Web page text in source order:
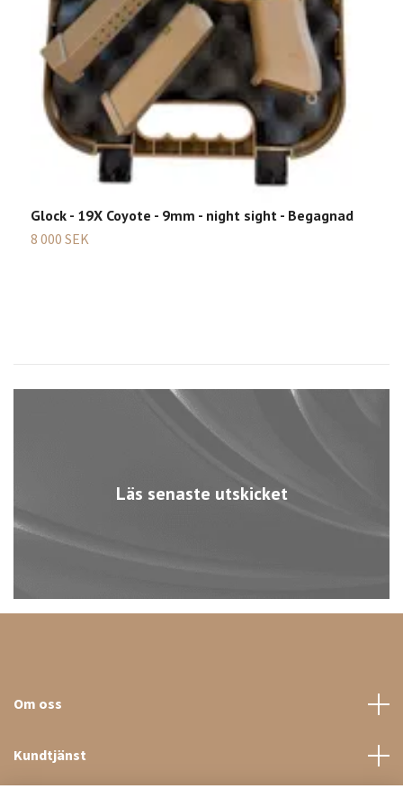
Läs senaste utskicket
Glock - 19X Coyote - 9mm - night sight - Begagnad
8 000 SEK
Om oss
Kundtjänst